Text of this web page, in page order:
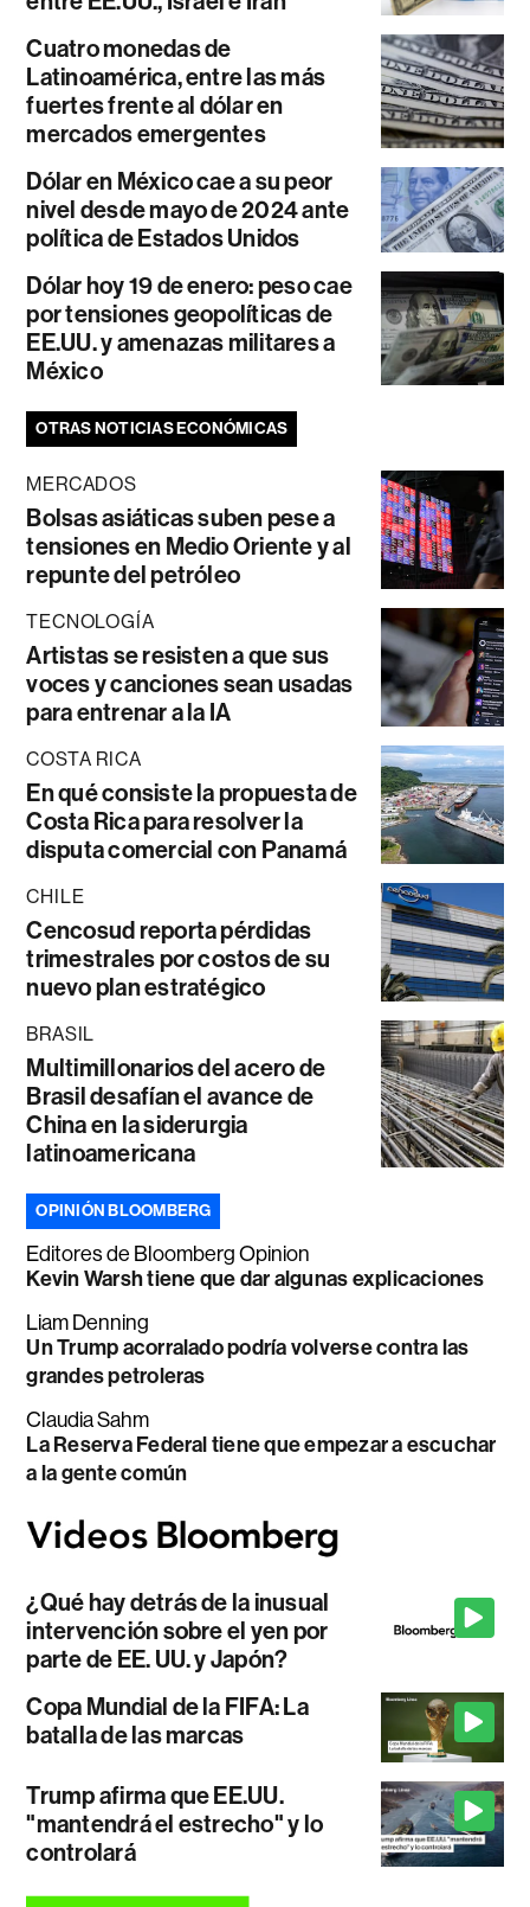
Cuatro monedas de
Latinoamérica, entre las más
fuertes frente al dólar en
mercados emergentes
Dólar en México cae a su peor
nivel desde mayo de 2024 ante
política de Estados Unidos
Dólar hoy 19 de enero: peso cae
por tensiones geopolíticas de
EE.UU. y amenazas militares a
México
OTRAS NOTICIAS ECONÓMICAS
MERCADOS
Bolsas asiáticas suben pese a
tensiones en Medio Oriente y al
repunte del petróleo
TECNOLOGÍA
Artistas se resisten a que sus
voces y canciones sean usadas
para entrenar a la IA
COSTA RICA
En qué consiste la propuesta de
Costa Rica para resolver la
disputa comercial con Panamá
CHILE
Cencosud reporta pérdidas
trimestrales por costos de su
nuevo plan estratégico
BRASIL
Multimillonarios del acero de
Brasil desafían el avance de
China en la siderurgia
latinoamericana
OPINIÓN BLOOMBERG
Editores de Bloomberg Opinion
Kevin Warsh tiene que dar algunas explicaciones
Liam Denning
Un Trump acorralado podría volverse contra las
grandes petroleras
Claudia Sahm
La Reserva Federal tiene que empezar a escuchar
a la gente común
¿Qué hay detrás de la inusual
intervención sobre el yen por
parte de EE. UU. y Japón?
Copa Mundial de la FIFA: La
batalla de las marcas
Trump afirma que EE.UU.
"mantendrá el estrecho" y lo
controlará